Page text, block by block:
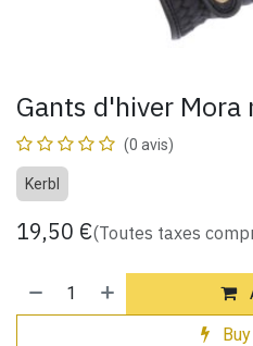
Gants d'hiver Mora
(0 avis)
Kerbl
19,50 €(Toutes taxes